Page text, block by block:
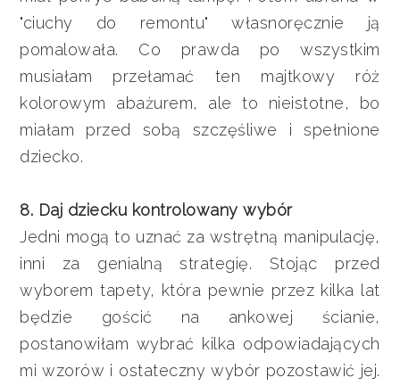
"ciuchy do remontu" własnoręcznie ją
pomalowała. Co prawda po wszystkim
musiałam przełamać ten majtkowy róż
kolorowym abażurem, ale to nieistotne, bo
miałam przed sobą szczęśliwe i spełnione
dziecko.
8. Daj dziecku kontrolowany wybór
Jedni mogą to uznać za wstrętną manipulację,
inni za genialną strategię. Stojąc przed
wyborem tapety, która pewnie przez kilka lat
będzie gościć na ankowej ścianie,
postanowiłam wybrać kilka odpowiadających
mi wzorów i ostateczny wybór pozostawić jej.